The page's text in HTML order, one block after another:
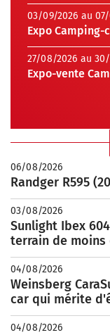
03/09/2026 au
Expo Camping-
27/08/2026 au
Expo-vente
06/08/2026
Randger R595
03/08/2026
Sunlight Ibex
terrain de moins
04/08/2026
Weinsberg
car qui mérite
04/08/2026